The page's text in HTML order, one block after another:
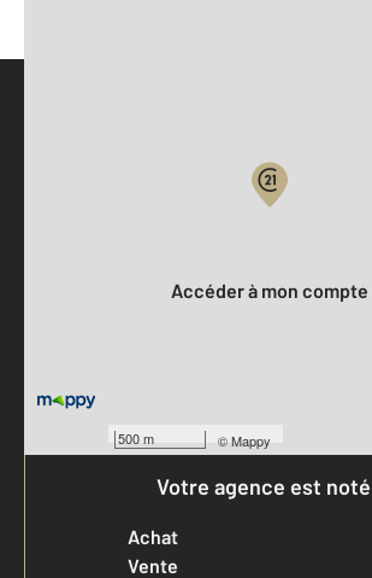
500 m ©Mappy
Accéder à mon compte
Votre agence est
Achat
Vente